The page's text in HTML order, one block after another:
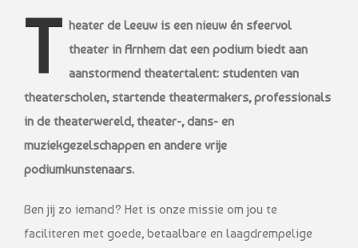
T heater de Leeuw is een nieuw én sfeervol
theater in Arnhem dat een podium biedt aan
aanstormend theatertalent: studenten van
theaterscholen, startende theatermakers, professionals
in de theaterwereld, theater-, dans- en
muziekgezelschappen en andere vrije
podiumkunstenaars.
Ben jij zo iemand? Het is onze missie om jou te
faciliteren met goede, betaalbare en laagdrempelige